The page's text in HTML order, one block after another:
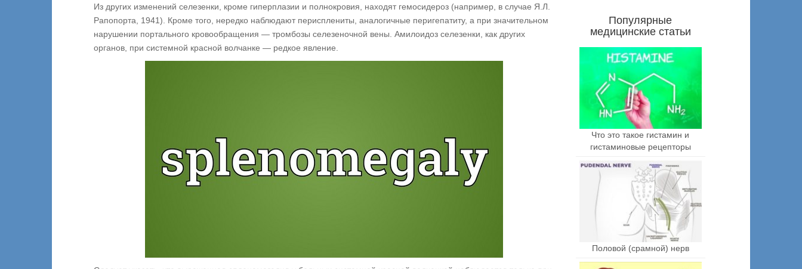
Из других изменений селезенки, кроме гиперплазии и полнокровия, находят гемосидероз (например, в случае Я.Л.
Рапопорта, 1941). Кроме того, нередко наблюдают перисплениты, аналогичные перигепатиту, а при значительном
нарушении портального кровообращения — тромбозы селезеночной вены. Амилоидоз селезенки, как других
органов, при системной красной волчанке — редкое явление.
Популярные
медицинские статьи
Что это такое гистамин и
гистаминовые рецепторы
Половой (срамной) нерв